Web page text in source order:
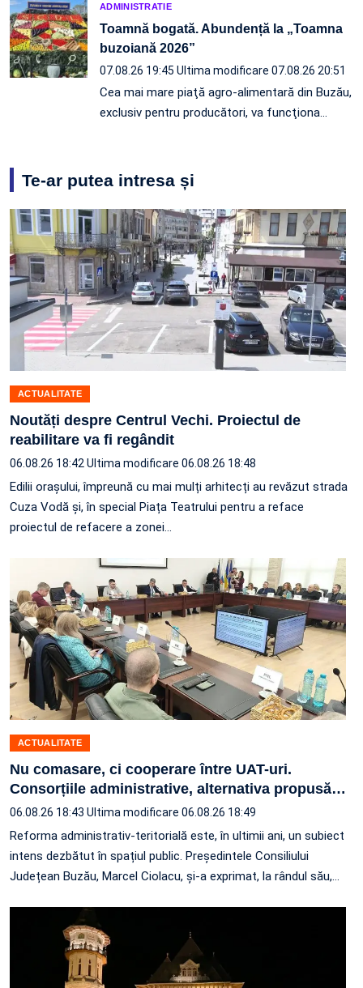
ADMINISTRATIE
Toamnă bogată. Abundență la „Toamna
buzoiană 2026”
07.08.26 19:45 Ultima modificare 07.08.26 20:51
Cea mai mare piaţă agro-alimentară din Buzău,
exclusiv pentru producători, va funcţiona…
Te-ar putea intresa și
ACTUALITATE
Noutăți despre Centrul Vechi. Proiectul de
reabilitare va fi regândit
06.08.26 18:42 Ultima modificare 06.08.26 18:48
Edilii orașului, împreună cu mai mulți arhitecți au revăzut strada
Cuza Vodă și, în special Piața Teatrului pentru a reface
proiectul de refacere a zonei…
ACTUALITATE
Nu comasare, ci cooperare între UAT-uri.
Consorțiile administrative, alternativa propusă…
06.08.26 18:43 Ultima modificare 06.08.26 18:49
Reforma administrativ-teritorială este, în ultimii ani, un subiect
intens dezbătut în spațiul public. Președintele Consiliului
Județean Buzău, Marcel Ciolacu, și-a exprimat, la rândul său,…